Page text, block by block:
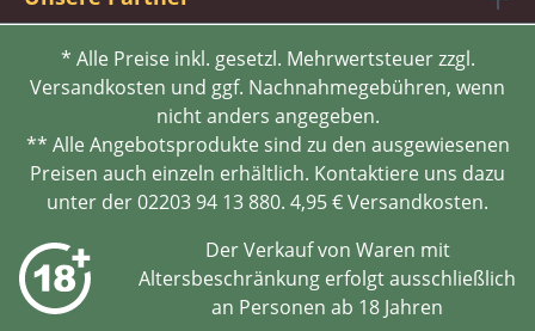
* Alle Preise inkl. gesetzl. Mehrwertsteuer zzgl.
Versandkosten und ggf. Nachnahmegebühren, wenn
nicht anders angegeben.
** Alle Angebotsprodukte sind zu den ausgewiesenen
Preisen auch einzeln erhältlich. Kontaktiere uns dazu
unter der 02203 94 13 880. 4,95 € Versandkosten.
Der Verkauf von Waren mit
Altersbeschränkung erfolgt ausschließlich
an Personen ab 18 Jahren